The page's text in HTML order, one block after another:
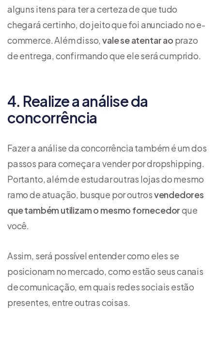
alguns itens para ter a certeza de que tudo
chegará certinho, do jeito que foi anunciado no e-
commerce. Além disso,vale se atentar ao prazo
de entrega, confirmando que ele será cumprido.
4. Realize a análise da
concorrência
Fazer a análise da concorrência também é um dos
passos para começar a vender por dropshipping.
Portanto, além de estudar outras lojas do mesmo
ramo de atuação, busque por outrosvendedores
que também utilizam o mesmo fornecedorque
você.
Assim, será possível entender como eles se
posicionam no mercado, como estão seus canais
de comunicação, em quais redes sociais estão
presentes, entre outras coisas.